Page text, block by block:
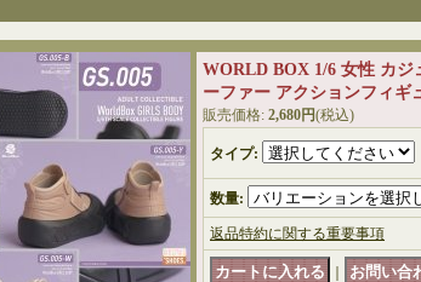
WORLD BOX 1/6 女性 カジ
ーファー アクションフィギ
販売価格: 2,680円(税込)
タイプ:
数量:
返品特約に関する重要事項